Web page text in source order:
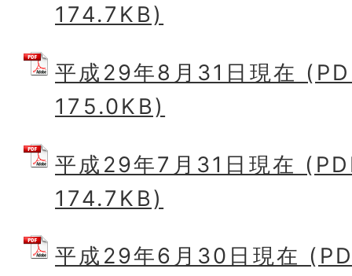
174.7KB)
平成29年8月31日現在
175.0KB)
平成29年7月31日現在
174.7KB)
平成29年6月30日現在